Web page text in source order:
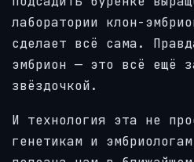
лаборатории клон-
сделает всё сама.
эмбрион — это всё ещё
звёздочкой.
И технология эта не
генетикам и